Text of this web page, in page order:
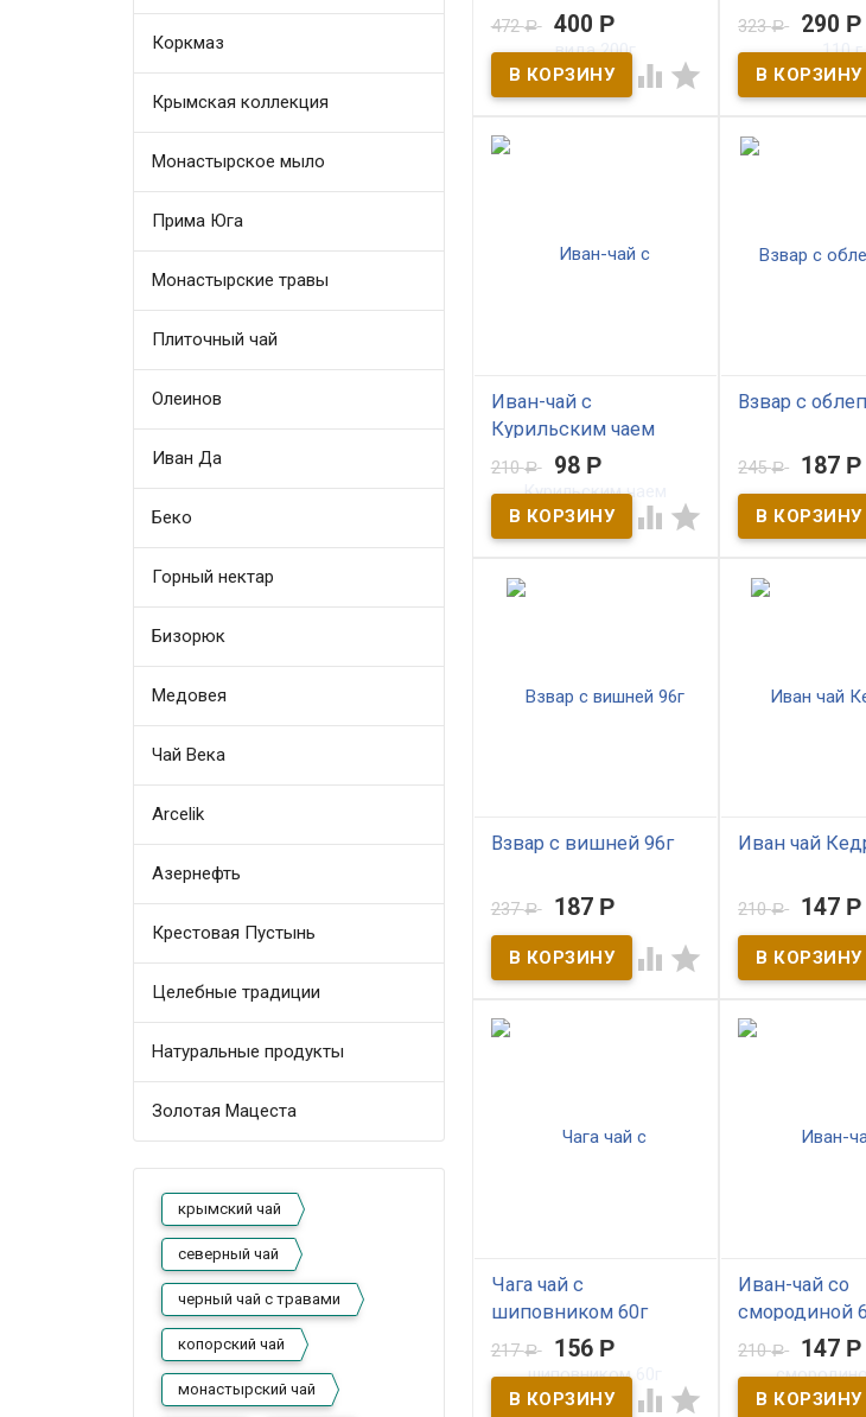
Коркмаз
Крымская коллекция
Монастырское мыло
Прима Юга
Монастырские травы
Плиточный чай
Олеинов
Иван Да
Беко
Горный нектар
Бизорюк
Медовея
Чай Века
Arcelik
Азернефть
Крестовая Пустынь
Целебные традиции
Натуральные продукты
Золотая Мацеста
крымский чай
северный чай
черный чай с травами
копорский чай
монастырский чай
В наличии
Иван-чай традиционный
русский напиток дарующий
здоровье и долголетие.
листьев кипрея, собранных
в предгорьях Салаирского
472Р 400 Р
 
В наличии
Прекрасное
быстрого
содержит
многими
успокаивает
323Р 290 Р
Иван-чай с
Курильским чаем
В наличии
Поддержит ваш организм
зимой, подарит истинно
сибирское здоровье и
210Р 98 Р
 
Взвар с
В наличии
напиток с
рецептурой -
взвар с плодами
сибирского
вкусный, хорошо
245Р 187 Р
Взвар с вишней 96г
В наличии
ягодный напиток, основу
которого составляют
сибирское сушеное яблоко,
профилактическими
свойствами, является
237Р 187 Р
 
Иван чай
В наличии
порадует
вкуса,
укрепит
здоровье и
Наш продукт
210Р 147 Р
Чага чай с
шиповником 60г
В наличии
Чага в сочетании с
шиповником -это кладезь
217Р 156 Р
 
Иван-чай со
смородиной
В наличии
Северный Иван
листьями
210Р 147 Р